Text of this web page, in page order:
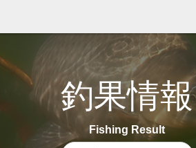
釣果情報
Fishing Result